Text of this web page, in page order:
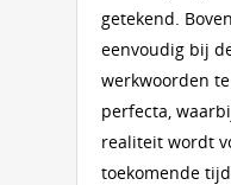
getekend.
eenvoudig bij
werkwoorden
perfecta,
realiteit wordt
toekomende